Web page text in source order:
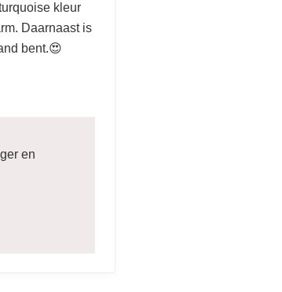
kleur
Daarnaast is
bent.😍
en